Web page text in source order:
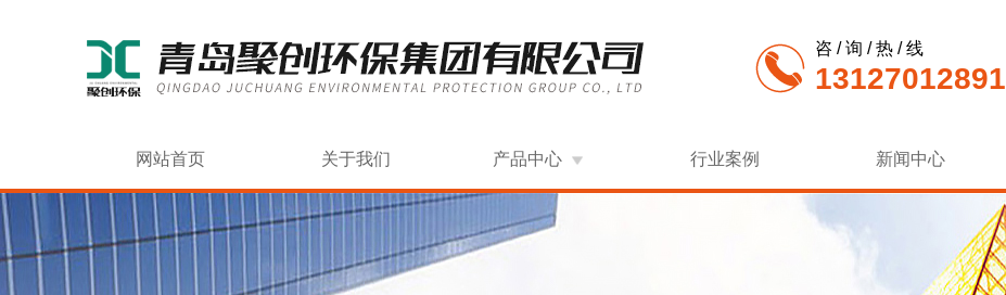
咨 / 询 / 热 / 线
13127012891
网站首页 关于我们 产品中心 行业案例 新闻中心